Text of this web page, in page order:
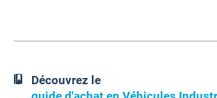
Découvrez le